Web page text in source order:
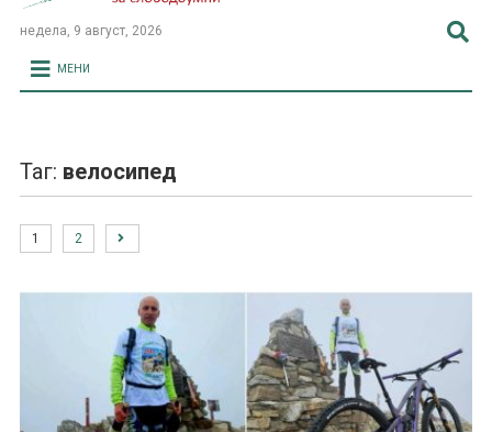
недела, 9 август, 2026
МЕНИ
Таг: велосипед
1 2